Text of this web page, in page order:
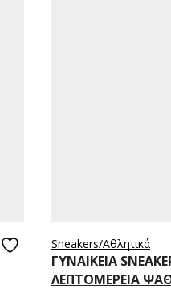
Sneakers/Aθλητικά
ΓΥΝΑΙΚΕΙΑ
ΛΕΠΤΟΜΕΡΕΙΑ